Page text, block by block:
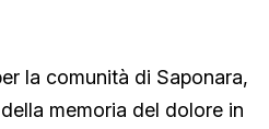
la comunità di Saponara,
memoria del dolore in